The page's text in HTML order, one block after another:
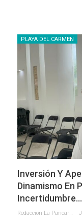
PLAYA DEL CARMEN
Inversión Y
Dinamismo En
Incertidumbre…
Redaccion La Pancarta De Quintana Roo